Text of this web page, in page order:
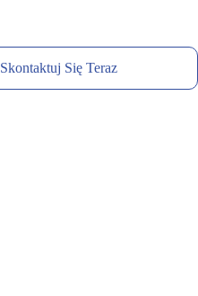
Skontaktuj Się Teraz